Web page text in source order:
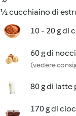
½ cucchiaino di
10 - 20 g di
60 g di
(vedere
80 g di latte
170 g di